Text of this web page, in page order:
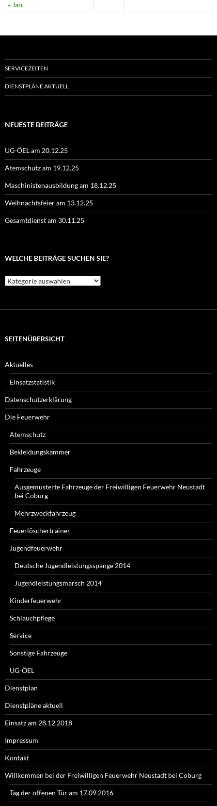
« Jan.
SERVICEZEITEN
DIENSTPLÄNE AKTUELL
NEUESTE BEITRÄGE
UG-ÖEL am 20.12.25
Atemschutz am 19.12.25
Maschinistenausbildung am 18.12.25
Weihnachtsfeier am 13.12.25
Gesamtdienst am 30.11.25
WELCHE BEITRÄGE SUCHEN SIE?
Welche
Beiträge
SEITENÜBERSICHT
Aktuelles
Einsatzstatistik
Datenschutzerklärung
Die Feuerwehr
Atemschutz
Bekleidungskammer
Fahrzeuge
Ausgemusterte Fahrzeuge der Freiwilligen Feuerwehr Neustadt
bei Coburg
Mehrzweckfahrzeug
Feuerlöschertrainer
Jugendfeuerwehr
Deutsche Jugendleistungsspange 2014
Jugendleistungsmarsch 2014
Kinderfeuerwehr
Schlauchpflege
Service
Sonstige Fahrzeuge
UG-ÖEL
Dienstplan
Dienstpläne aktuell
Einsatz am 28.12.2018
Impressum
Kontakt
Willkommen bei der Freiwilligen Feuerwehr Neustadt bei Coburg
Tag der offenen Tür am 17.09.2016